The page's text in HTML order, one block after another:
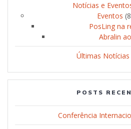
Notícias e
Eventos
PosLing na
Abralin
Últimas Notícias
POSTS
Conferência